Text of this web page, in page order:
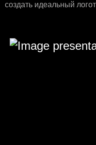
создать идеальный